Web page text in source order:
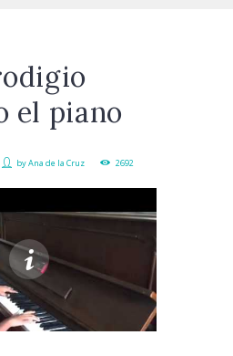
el piano
byAna de la Cruz 2692